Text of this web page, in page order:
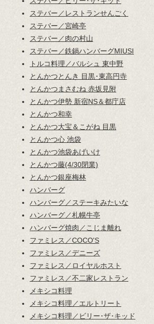
ステバー／レストランせんごく
ステバー／宮崎亭
ステバー／肉の村山
ステバー／鉄鍋ハンバーグMIUSI
トルコ料理／バルシュ 東中野
とんかつとんき 目黒･東高円寺
とんかつまさむね 赤坂見附
とんかつ伊勢 新宿NS＆都庁店
とんかつ和幸
とんかつ大宝＆こがね 目黒
とんかつ心 池袋
とんかつ池袋あげいけ
とんかつ藤(4/30閉業)
とんかつ銀座梅林
ハンバーグ
ハンバーグ／ステーキみたいな
ハンバーグ／札幌牛亭
ハンバーグ焼肉／こじま離れ
ファミレス／COCO'S
ファミレス／デニーズ
ファミレス／ロイヤルホスト
ファミレス／不二家レストラン
メキシコ料理
メキシコ料理／エルトリート
メキシコ料理／ビリー･ザ･キッド